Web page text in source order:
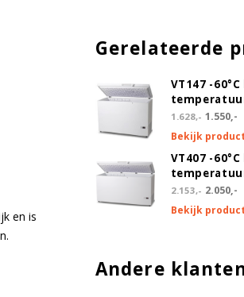
en is
Gerelateerde
VT147 -
1.628,- 1.550,-
Bekijk product
VT407 -
2.153,- 2.050,-
Bekijk product
Andere